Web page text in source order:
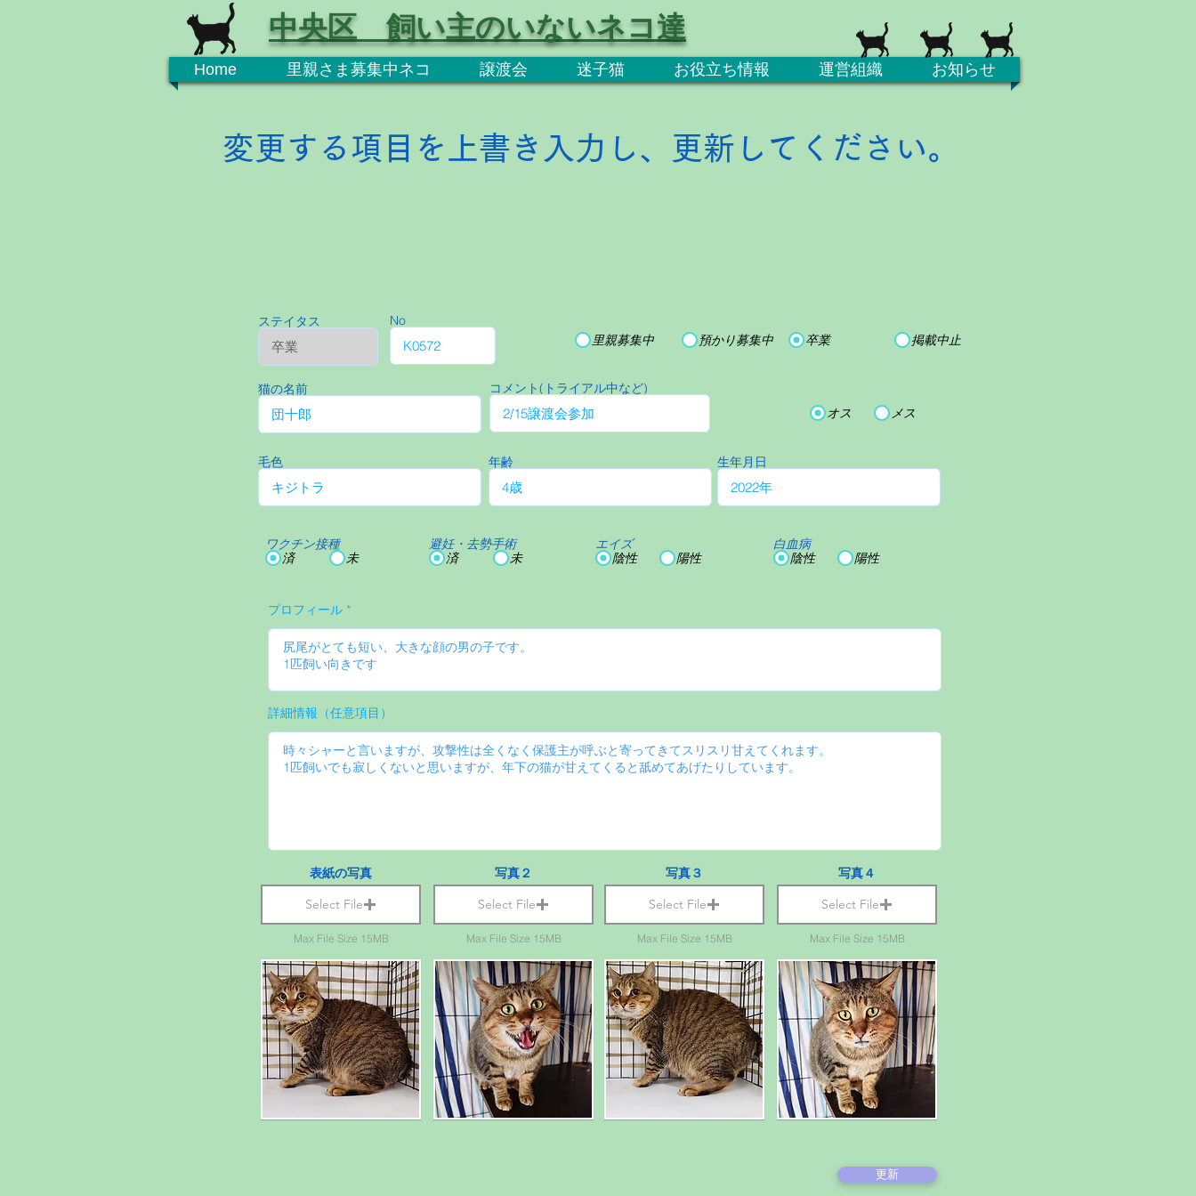
Home 里親さま募集中ネコ 譲渡会 迷子猫 お役立ち情報 運営組織 お知らせ
中央区 飼い主のいないネコ達
変更する項目を上書き入力し、更新してください。
ステイタス No
里親募集中 預かり募集中 卒業 掲載中止
猫の名前 コメント(トライアル中など)
オス メス
毛色 年齢 生年月日
ワクチン接種
済
未
避妊・去勢手術
済
未
エイズ
陰性
陽性
白血病
陰性
陽性
プロフィール
詳細情報（任意項目）
表紙の写真
Select File
Max File Size 15MB
写真２
Select File
Max File Size 15MB
写真３
Select File
Max File Size 15MB
写真４
Select File
Max File Size 15MB
更新